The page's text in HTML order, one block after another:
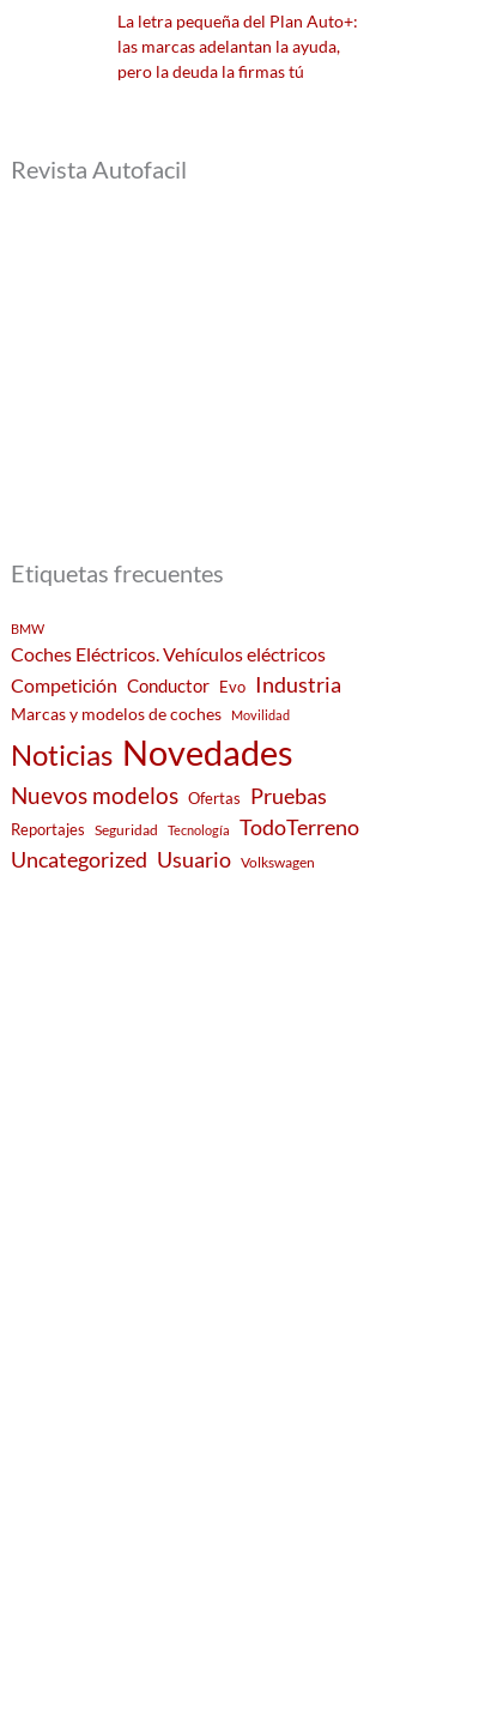
La letra pequeña del Plan Auto+:
las marcas adelantan la ayuda,
pero la deuda la firmas tú
Revista Autofacil
Etiquetas frecuentes
BMW
Coches Eléctricos. Vehículos eléctricos
Competición Conductor Evo Industria
Marcas y modelos de coches Movilidad
Noticias Novedades
Nuevos modelos Ofertas Pruebas
Reportajes Seguridad Tecnología
TodoTerreno
Uncategorized Usuario Volkswagen